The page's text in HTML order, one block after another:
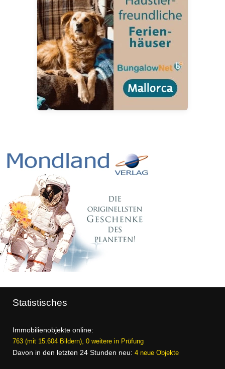
Statistisches
Immobilienobjekte online:
763 (mit 15.604 Bildern), 0 weitere in Prüfung
Davon in den letzten 24 Stunden neu: 4 neue Objekte